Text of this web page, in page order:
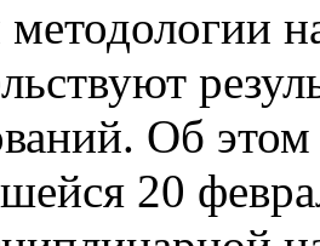
Об
20